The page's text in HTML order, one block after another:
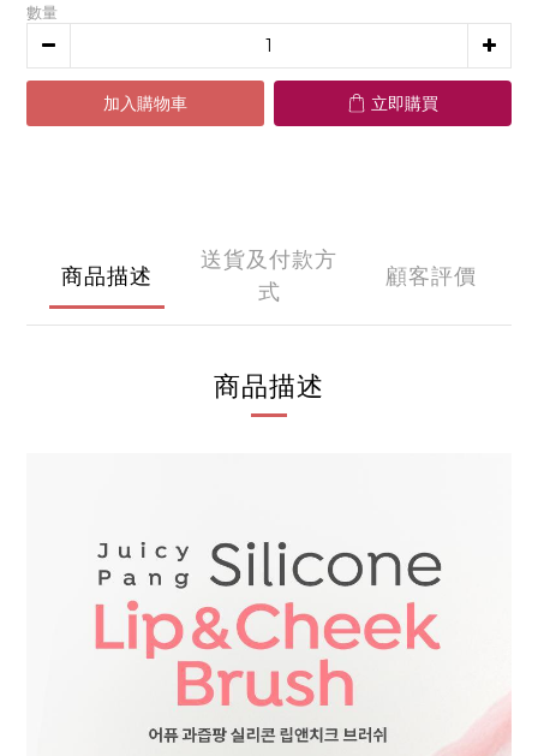
數量
加入購物車 立即購買
商品描述
送貨及付款方
式
顧客評價
商品描述